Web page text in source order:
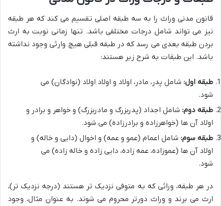
قانون مدنی وراث را به سه طبقه اصلی تقسیم می کند که هر طبقه
نیز می تواند شامل درجات مختلفی باشد. تنها زمانی نوبت به ارث
بردن طبقه بعدی می رسد که در طبقه قبلی هیچ وارثی وجود نداشته
باشد. این طبقات به شرح زیر هستند:
طبقه اول: شامل پدر، مادر، اولاد و اولاد اولاد (نوادگان) می
شود.
طبقه دوم: شامل اجداد (پدربزرگ و مادربزرگ) و خواهر و برادر و
اولاد آن ها (خواهرزاده و برادرزاده) می شود.
طبقه سوم: شامل اعمام (عمو و عمه) و اخوال (دایی و خاله) و
اولاد آن ها (عموزاده، عمه زاده، دایی زاده و خاله زاده) می
شود.
در هر طبقه، وراثی که به متوفی نزدیک تر هستند (درجه نزدیک تر)،
ارث می برند و وراث دورتر محروم می شوند. به عنوان مثال، وجود